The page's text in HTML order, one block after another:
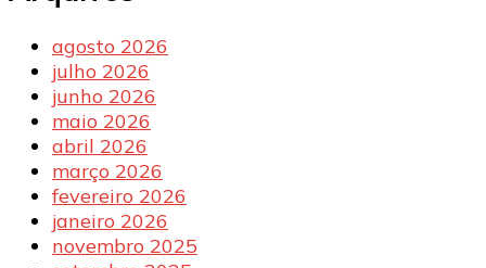
agosto 2026
julho 2026
junho 2026
maio 2026
abril 2026
março 2026
fevereiro 2026
janeiro 2026
novembro 2025